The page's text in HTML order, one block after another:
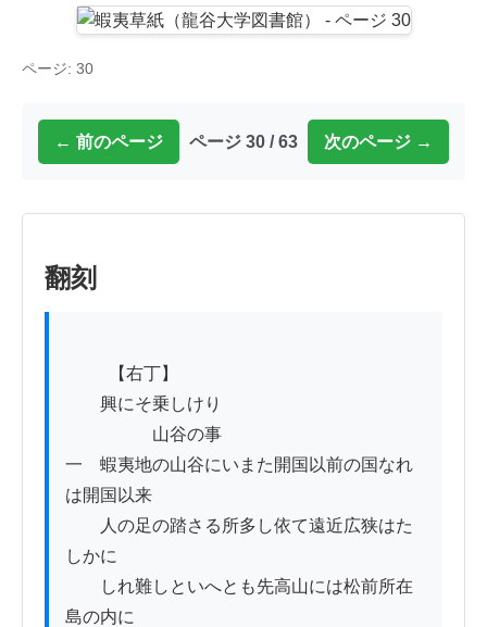
ページ: 30
← 前のページ ページ 30 / 63 次のページ →
翻刻
興にそ乗しけり
山谷の事
一　蝦夷地の山谷にいまた開国以前の国なれ
は開国以来
人の足の踏さる所多し依て遠近広狭はた
しかに
しれ難しといへとも先高山には松前所在
島の内に